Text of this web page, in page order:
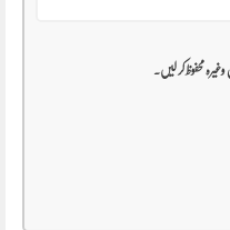
محفوظ کر لیں۔